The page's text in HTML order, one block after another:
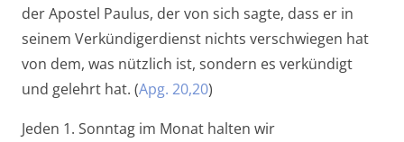
der Apostel Paulus, der von sich sagte, dass er in
seinem Verkündigerdienst nichts verschwiegen hat
von dem, was nützlich ist, sondern es verkündigt
und gelehrt hat. (Apg. 20,20)
Jeden 1. Sonntag im Monat halten wir